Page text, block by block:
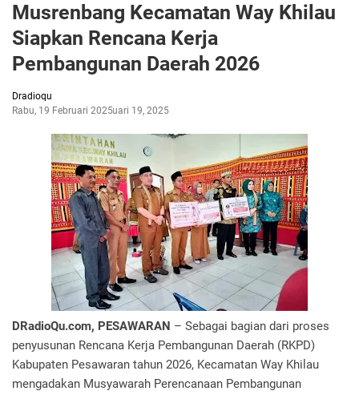
Musrenbang Kecamatan Way Khilau
Siapkan Rencana Kerja
Pembangunan Daerah 2026
Dradioqu
Rabu, 19 Februari 2025Februari 19, 2025
DRadioQu.com, PESAWARAN – Sebagai bagian dari proses
penyusunan Rencana Kerja Pembangunan Daerah (RKPD)
Kabupaten Pesawaran tahun 2026, Kecamatan Way Khilau
mengadakan Musyawarah Perencanaan Pembangunan